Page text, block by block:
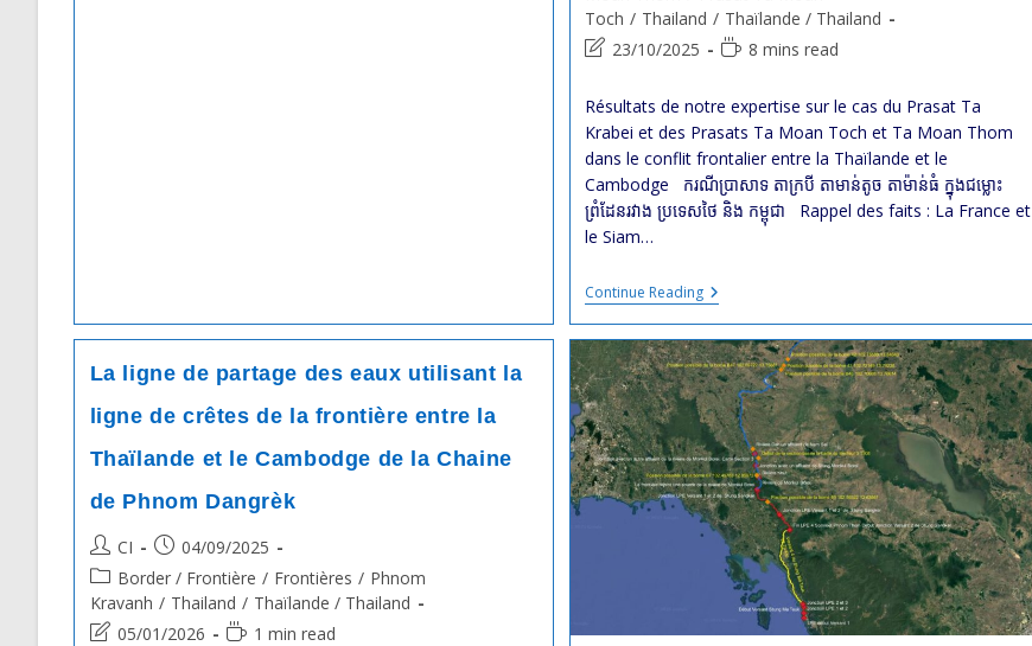
Toch / Thailand / Thaïlande / Thailand
Post
modified:
23/10/2025
Reading
8 mins read
Résultats de notre expertise sur le cas du Prasat Ta
Krabei et des Prasats Ta Moan Toch et Ta Moan Thom
dans le conflit frontalier entre la Thaïlande et le
Cambodge ករណីប្រាសាទ តាក្របី តាមាន់តូច តាម៉ាន់ធំ ក្នុងជម្លោះ
ព្រំដែនរវាង ប្រទេសថៃ និង កម្ពុជា Rappel des faits : La France et
le Siam…
Continue ReadingProtected:
Résultats
De
Notre
Expertise
Sur
Le
Cas
Du
Prasat
Ta
Krabei
Et
Des
Prasats
Moan
Toch
Et
La ligne de partage des eaux utilisant la
ligne de crêtes de la frontière entre la
Thaïlande et le Cambodge de la Chaine
de Phnom Dangrèk
Post
author:
CI
Post
published:
04/09/2025
Post
category:
Border / Frontière / Frontières / Phnom
Kravanh / Thailand / Thaïlande / Thailand
Post05/01/2026
Reading1 min read